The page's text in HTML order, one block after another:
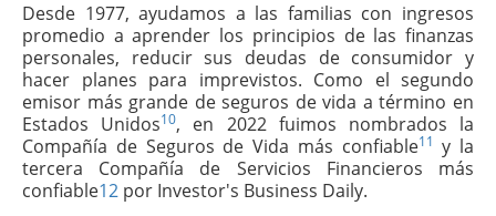
Desde 1977, ayudamos a las familias con ingresos
promedio a aprender los principios de las finanzas
personales, reducir sus deudas de consumidor y
hacer planes para imprevistos. Como el segundo
emisor más grande de seguros de vida a término en
Estados Unidos10, en 2022 fuimos nombrados la
Compañía de Seguros de Vida más confiable11 y la
tercera Compañía de Servicios Financieros más
confiable12 por Investor's Business Daily.